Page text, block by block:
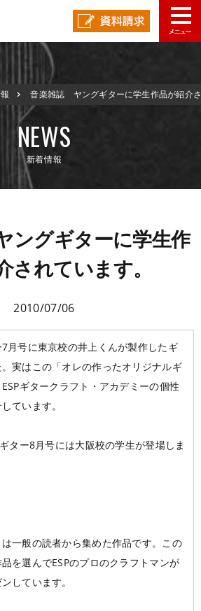
ヒストリー 学校の特長
について
作品 来校アーティスト
ージ 講師の腕自慢
お問い合わせ
音楽雑誌 ヤングギターに学生作品が紹介
NEWS
新着情報
グギターに学生作
されています。
2010/07/06
月号に東京校の井上くんが製作したギ
実はこの「オレの作ったオリジナルギ
ギタークラフト・アカデミーの個性
ています。
ター8月号には大阪校の学生が登場しま
一般の読者から集めた作品です。この
を選んでESPのプロのクラフトマンが
しています。